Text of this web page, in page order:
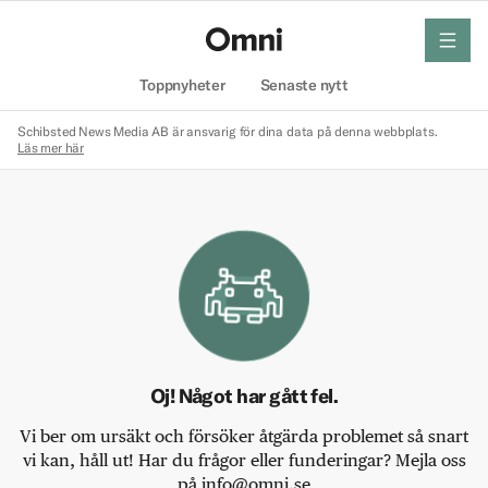
Toppnyheter Senaste nytt
meny
Schibsted News Media AB är ansvarig för dina data på denna webbplats.
Läs mer här
Oj! Något har gått fel.
Vi ber om ursäkt och försöker åtgärda problemet så snart
vi kan, håll ut! Har du frågor eller funderingar? Mejla oss